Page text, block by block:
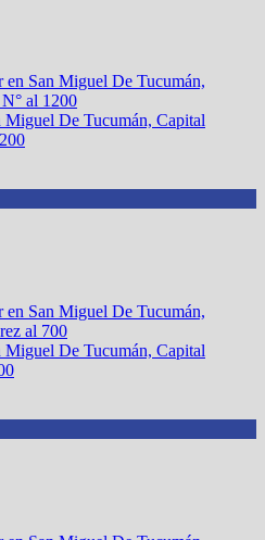
De Tucumán, Capital
De Tucumán, Capital